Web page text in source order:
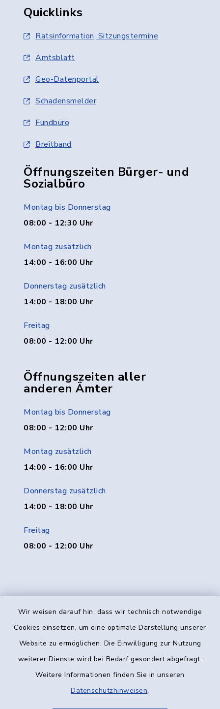
Wir weisen darauf hin, dass wir technisch notwendige
Cookies einsetzen, um eine optimale Darstellung unserer
Website zu ermöglichen. Die Einwilligung zur Nutzung
weiterer Dienste wird bei Bedarf gesondert abgefragt.
Weitere Informationen finden Sie in unseren
Datenschutzhinweisen.
Quicklinks
Ratsinformation, Sitzungstermine
Amtsblatt
Geo-Datenportal
Schadensmelder
Fundbüro
Breitband
Öffnungszeiten Bürger- und
Sozialbüro
Montag bis Donnerstag
08:00 - 12:30 Uhr
Montag zusätzlich
14:00 - 16:00 Uhr
Donnerstag zusätzlich
14:00 - 18:00 Uhr
Freitag
08:00 - 12:00 Uhr
Öffnungszeiten aller
anderen Ämter
Montag bis Donnerstag
08:00 - 12:00 Uhr
Montag zusätzlich
14:00 - 16:00 Uhr
Donnerstag zusätzlich
14:00 - 18:00 Uhr
Freitag
08:00 - 12:00 Uhr
Kontakt
Datenschutz